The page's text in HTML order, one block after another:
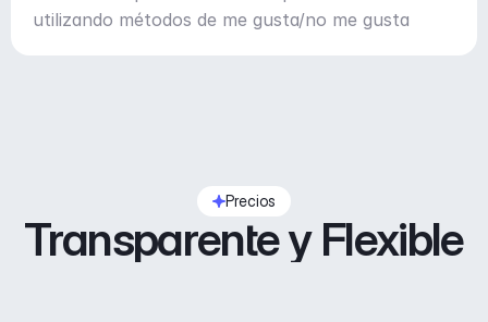
utilizando métodos de me gusta/no me gusta
Precios
Transparente y Flexible